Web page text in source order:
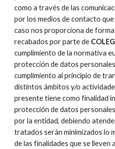
como a través de las
por los medios de contacto
caso nos proporciona de
recabados por parte de
cumplimiento de la normativa
protección de datos
cumplimiento al principio de
distintos ámbitos y/o
presente tiene como finalidad
protección de datos
por la entidad, debiendo
tratados serán minimizados lo
de las finalidades que se